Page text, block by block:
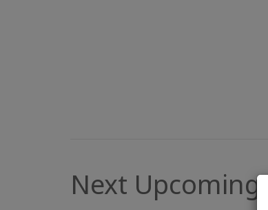
Next Upcoming